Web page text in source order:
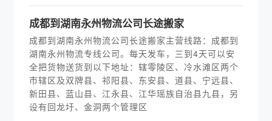
​成都到湖南永州物流公司长途搬家
成都到湖南永州物流公司长途搬家主营线路：成都到
湖南永州物流专线公司。每天发车，三到4天可以安
全把货物送货到以下地址：辖零陵区、冷水滩区两个
市辖区及双牌县、祁阳县、东安县、道县、宁远县、
新田县、蓝山县、江永县、江华瑶族自治县九县，另
设有回龙圩、金洞两个管理区